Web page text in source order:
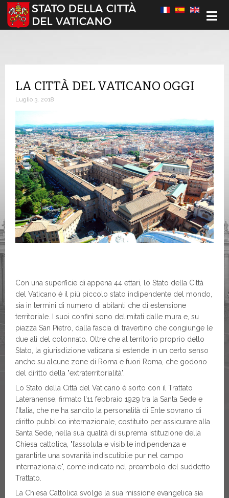
Seleziona la tua lingua
LA CITTÀ DEL VATICANO OGGI
Luglio 3, 2018
Con una superficie di appena 44 ettari, lo Stato della Città
del Vaticano è il più piccolo stato indipendente del mondo,
sia in termini di numero di abitanti che di estensione
territoriale. I suoi confini sono delimitati dalle mura e, su
piazza San Pietro, dalla fascia di travertino che congiunge le
due ali del colonnato. Oltre che al territorio proprio dello
Stato, la giurisdizione vaticana si estende in un certo senso
anche su alcune zone di Roma e fuori Roma, che godono
del diritto della "extraterritorialità".
Lo Stato della Città del Vaticano è sorto con il Trattato
Lateranense, firmato l’11 febbraio 1929 tra la Santa Sede e
l’Italia, che ne ha sancito la personalità di Ente sovrano di
diritto pubblico internazionale, costituito per assicurare alla
Santa Sede, nella sua qualità di suprema istituzione della
Chiesa cattolica, "l’assoluta e visibile indipendenza e
garantirle una sovranità indiscutibile pur nel campo
internazionale", come indicato nel preambolo del suddetto
Trattato.
La Chiesa Cattolica svolge la sua missione evangelica sia